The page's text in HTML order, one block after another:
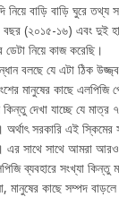
নিয়ে বাড়ি বাড়ি ঘুরে
(২০১৫-১৬) এবং দুই
নিয়ে কাজ করেছি।
বলছে যে এটা ঠিক
মানুষের কাছে
দেখা যাচ্ছে যে মাত্র
সরকারি এই
এর সাথে সাথে আমরা
ব্যবহারে সংখ্যা কিন্তু
মানুষের কাছে সম্পদ